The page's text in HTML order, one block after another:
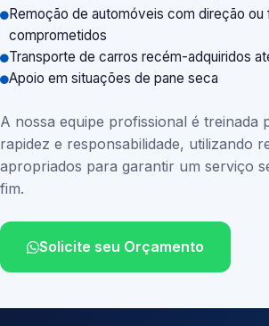
Remoção de automóveis com direção ou
comprometidos
Transporte de carros recém-adquiridos
Apoio em situações de pane seca
A nossa equipe profissional é treinada
rapidez e responsabilidade, utilizando
apropriados para garantir um serviço
fim.
Solicite seu Orçamento